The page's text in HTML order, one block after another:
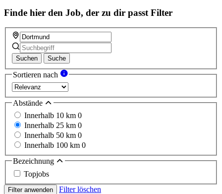
Finde hier den Job, der zu dir passt Filter
Suchen Suche
Sortieren nach
Abstände
Innerhalb 10 km 0
Innerhalb 25 km 0
Innerhalb 50 km 0
Innerhalb 100 km 0
Bezeichnung
Topjobs
Filter anwenden Filter löschen